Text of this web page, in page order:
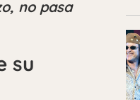
no pasa
su